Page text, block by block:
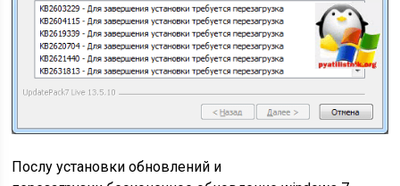
Послу установки обновлений и